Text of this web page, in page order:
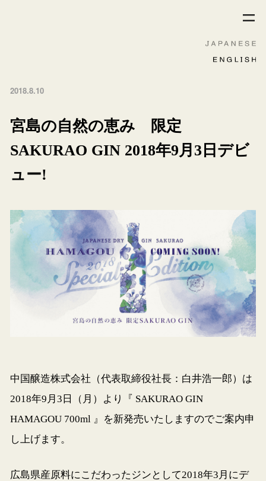
2018.8.10
宮島の自然の恵み 限定
SAKURAO GIN 2018年9月3日デビ
ュー!
中国醸造株式会社（代表取締役社長：白井浩一郎）は
2018年9月3日（月）より『 SAKURAO GIN
HAMAGOU 700ml 』を新発売いたしますのでご案内申
し上げます。
広島県産原料にこだわったジンとして2018年3月にデ